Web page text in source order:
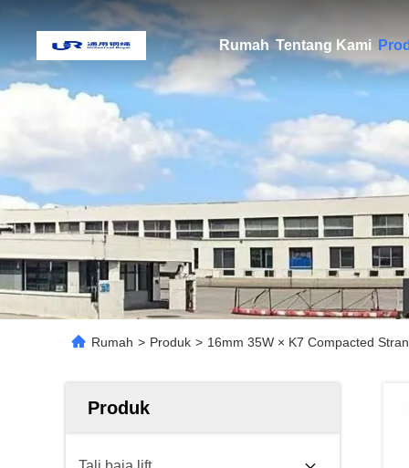
Rumah Tentang Kami
Rumah > Produk > 16mm 35W × K7 Compacted
Produk